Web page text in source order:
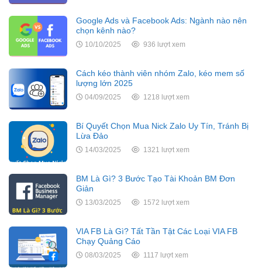
Google Ads và Facebook Ads: Ngành nào nên
chọn kênh nào?
10/10/2025 936 lượt xem
Cách kéo thành viên nhóm Zalo, kéo mem số
lượng lớn 2025
04/09/2025 1218 lượt xem
Bí Quyết Chọn Mua Nick Zalo Uy Tín, Tránh Bị
Lừa Đảo
14/03/2025 1321 lượt xem
BM Là Gì? 3 Bước Tạo Tài Khoản BM Đơn
Giản
13/03/2025 1572 lượt xem
VIA FB Là Gì? Tất Tần Tật Các Loại VIA FB
Chạy Quảng Cáo
08/03/2025 1117 lượt xem